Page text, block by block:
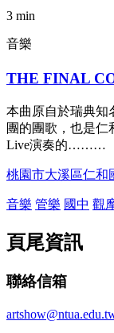
3 min
音樂
THE FINAL
本曲原自於瑞典知
團的團歌，也是仁
Live演奏的………
桃園市大溪區仁和
音樂 管樂 國中 觀
頁尾資訊
聯絡信箱